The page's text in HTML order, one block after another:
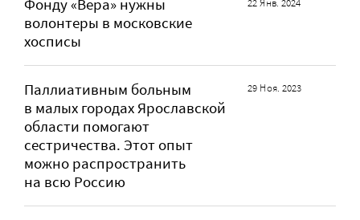
Фонду «Вера» нужны
волонтеры в московские
хосписы
22 Янв. 2024
Паллиативным больным
в малых городах Ярославской
области помогают
сестричества. Этот опыт
можно распространить
на всю Россию
29 Ноя. 2023